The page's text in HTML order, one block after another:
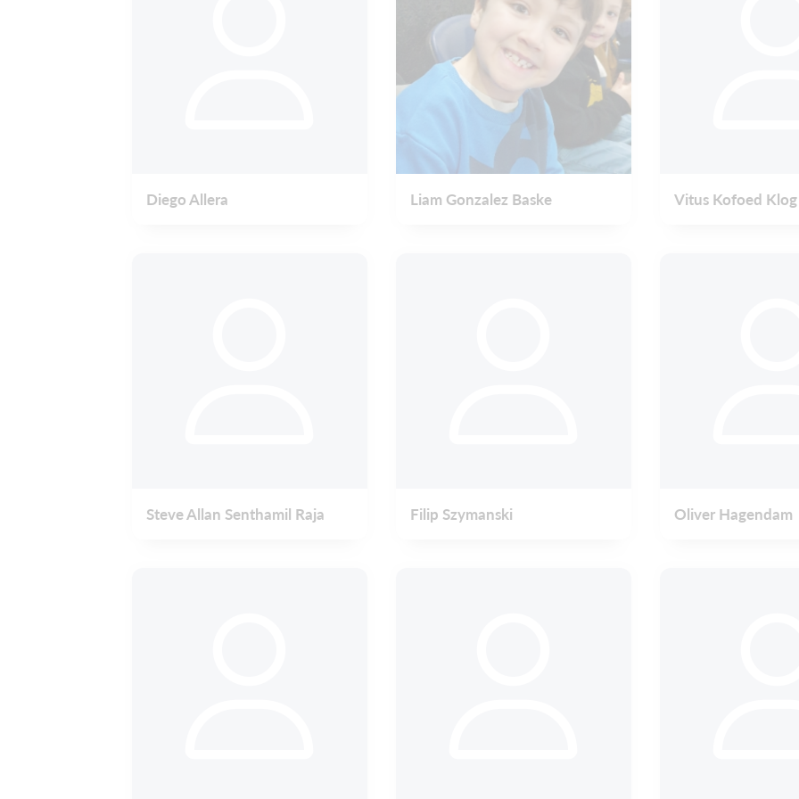
Diego Allera Liam Gonzalez Baske Vitus Kofoed
Steve Allan Senthamil Raja Filip Szymanski Oliver Hagendam